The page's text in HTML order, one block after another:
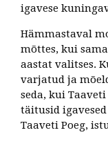
igavese
Hämmastaval
mõttes, kui
aastat valitses.
varjatud ja
seda, kui
täitusid
Taaveti Poeg,